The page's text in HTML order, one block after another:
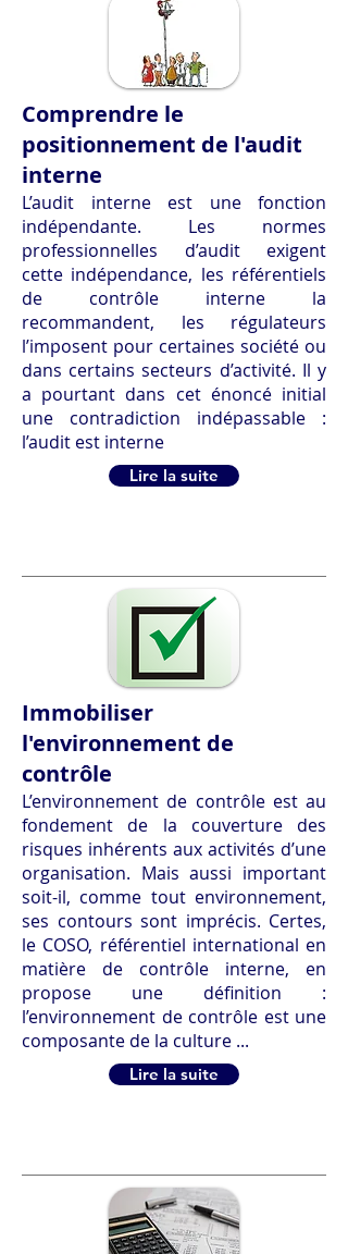
Comprendre le
positionnement de l'audit
interne
L’audit interne est une fonction
indépendante. Les normes
professionnelles d’audit exigent
cette indépendance, les référentiels
de contrôle interne la
recommandent, les régulateurs
l’imposent pour certaines société ou
dans certains secteurs d’activité. Il y
a pourtant dans cet énoncé initial
une contradiction indépassable :
l’audit est interne
Lire la suite
Immobiliser
l'environnement de
contrôle
L’environnement de contrôle est au
fondement de la couverture des
risques inhérents aux activités d’une
organisation. Mais aussi important
soit-il, comme tout environnement,
ses contours sont imprécis. Certes,
le COSO, référentiel international en
matière de contrôle interne, en
propose une définition :
l’environnement de contrôle est une
composante de la culture ...
Lire la suite